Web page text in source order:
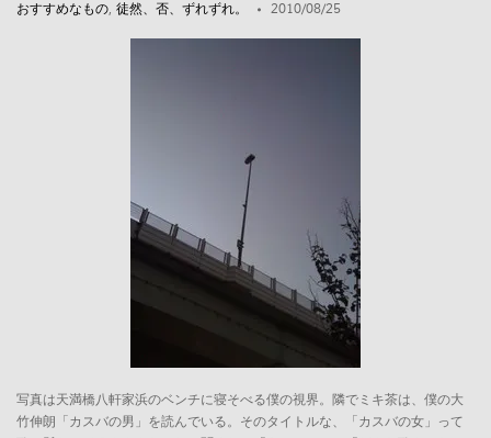
おすすめなもの, 徒然、否、ずれずれ。 2010/08/25
写真は天満橋八軒家浜のベンチに寝そべる僕の視界。隣でミキ茶は、僕の大
竹伸朗「カスバの男」を読んでいる。そのタイトルな、「カスバの女」って